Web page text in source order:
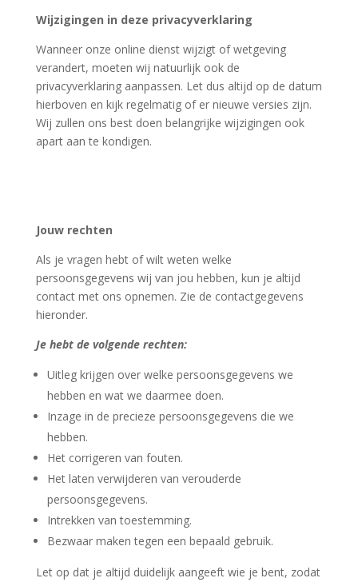
Wijzigingen in deze privacyverklaring
Wanneer onze online dienst wijzigt of wetgeving
verandert, moeten wij natuurlijk ook de
privacyverklaring aanpassen. Let dus altijd op de datum
hierboven en kijk regelmatig of er nieuwe versies zijn.
Wij zullen ons best doen belangrijke wijzigingen ook
apart aan te kondigen.
Jouw rechten
Als je vragen hebt of wilt weten welke
persoonsgegevens wij van jou hebben, kun je altijd
contact met ons opnemen. Zie de contactgegevens
hieronder.
Je hebt de volgende rechten:
Uitleg krijgen over welke persoonsgegevens we
hebben en wat we daarmee doen.
Inzage in de precieze persoonsgegevens die we
hebben.
Het corrigeren van fouten.
Het laten verwijderen van verouderde
persoonsgegevens.
Intrekken van toestemming.
Bezwaar maken tegen een bepaald gebruik.
Let op dat je altijd duidelijk aangeeft wie je bent, zodat